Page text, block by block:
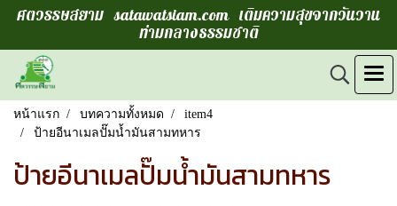
ศตวรรษสยาม satawatsiam.com เติมความสุขจากวันวาน
ท่ามกลางธรรมชาติ
หน้าแรก บทความทั้งหมด
item4
ป้ายอีนาเมลปั๊มน้ำมันสามทหาร
ป้ายอีนาเมลปั๊มน้ำมันสามทหาร